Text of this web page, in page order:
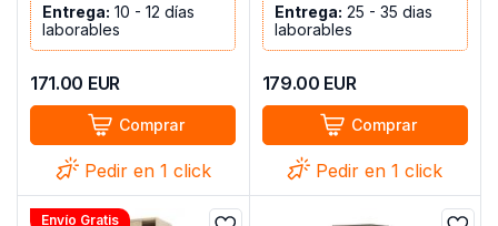
Entrega: 10 - 12 días
laborables
171.00 EUR
Comprar
Pedir en 1 click
Entrega: 25 - 35 dias
laborables
179.00 EUR
Comprar
Pedir en 1 click
Envío Gratis